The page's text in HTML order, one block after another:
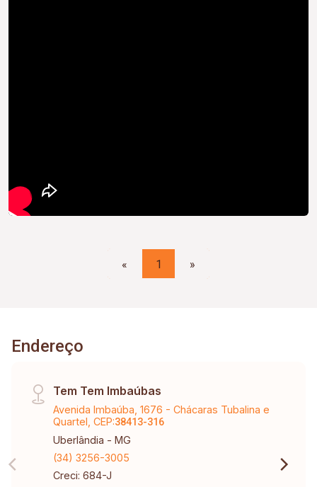
« 1 »
Endereço
Tem Tem Imbaúbas
Avenida Imbaúba, 1676 - Chácaras Tubalina e
Quartel, CEP:38413-316
Uberlândia - MG
(34) 3256-3005
Creci: 684-J